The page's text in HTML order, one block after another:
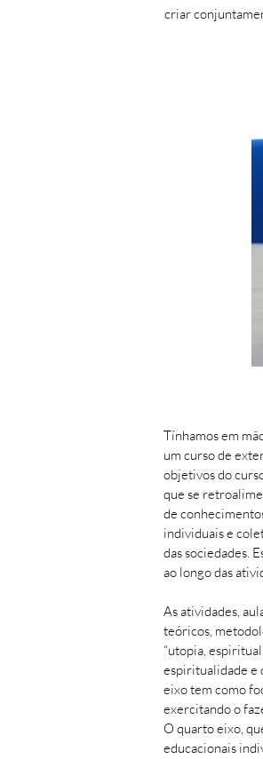
criar
Tínhamos em
um curso de
objetivos do
que se
de
individuais e
das sociedades.
ao longo das
As atividades,
teóricos,
“utopia,
espiritualidade e
eixo tem como
exercitando o
O quarto eixo,
educacionais